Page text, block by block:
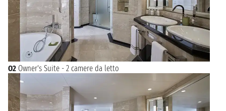
O2 Owner's Suite - 2 camere da letto